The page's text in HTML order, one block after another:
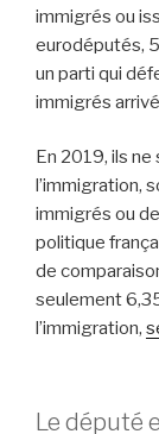
immigrés ou
eurodéputés,
un parti qui
immigrés
En 2019, ils
l’immigration,
immigrés ou
politique
de
seulement
l’immigration,
Le député